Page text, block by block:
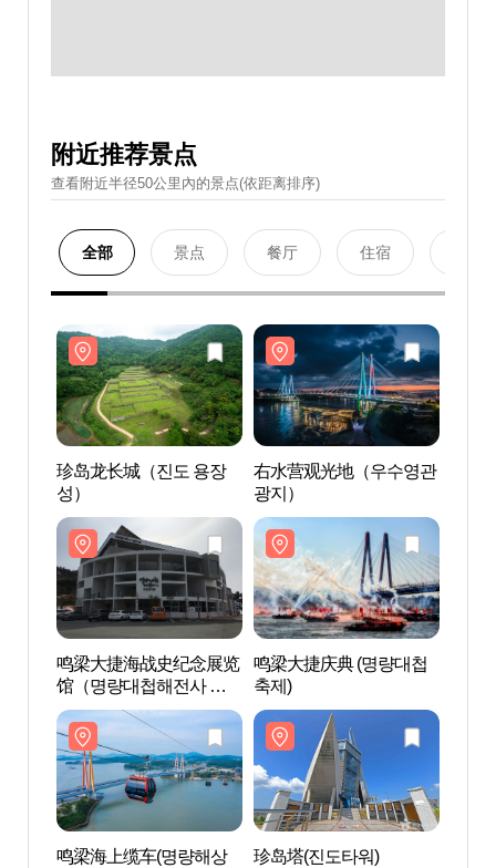
附近推荐景点
查看附近半径50公里內的景点(依距离排序)
全部 景点 餐厅 住宿
珍岛龙长城（진도 용장
성）
右水营观光地（우수영관
광지）
鸣梁大捷海战史纪念展览
馆（명량대첩해전사 기
념전시관）
鸣梁大捷庆典 (명량대첩
축제)
鸣梁海上缆车(명량해상
珍岛塔(진도타워)